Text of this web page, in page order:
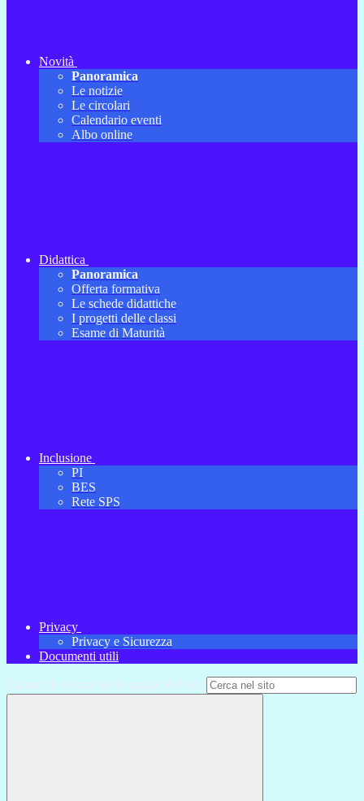
Novità
Panoramica
Le notizie
Le circolari
Calendario eventi
Albo online
Didattica
Panoramica
Offerta formativa
Le schede didattiche
I progetti delle classi
Esame di Maturità
Inclusione
PI
BES
Rete SPS
Privacy
Privacy e Sicurezza
Documenti utili
Campo di ricerca per le pagine del sito